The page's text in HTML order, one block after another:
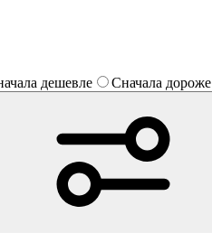
дешевле Сначала дороже